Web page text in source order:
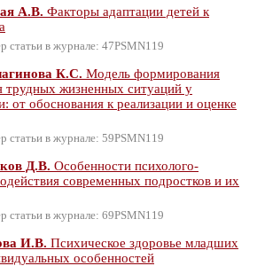
А.В. Факторы адаптации детей к
статьи в журнале: 47PSMN119
К.С. Модель формирования
трудных жизненных ситуаций у
от обоснования к реализации и оценке
статьи в журнале: 59PSMN119
Д.В. Особенности психолого-
современных подростков и их
статьи в журнале: 69PSMN119
И.В. Психическое здоровье младших
особенностей